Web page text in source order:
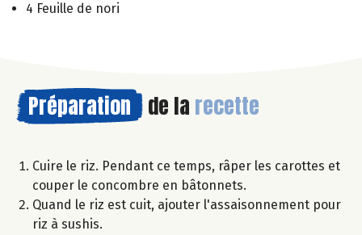
4 Feuille de nori
Préparation de la recette
Cuire le riz. Pendant ce temps, râper les carottes et
couper le concombre en bâtonnets.
Quand le riz est cuit, ajouter l'assaisonnement pour
riz à sushis.